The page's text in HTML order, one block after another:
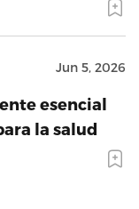
Jun 5, 2026
esencial
la salud